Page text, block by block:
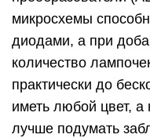
микросхемы
диодами, а при
количество
практически до
иметь любой цвет,
лучше подумать